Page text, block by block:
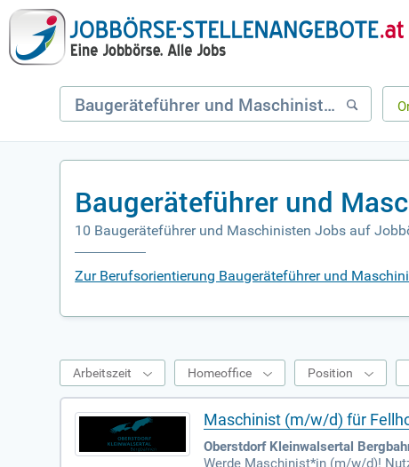
Baugeräteführer und
10 Baugeräteführer und Maschinisten Jobs auf
Zur Berufsorientierung Baugeräteführer und
Arbeitszeit Homeoffice Position
Maschinist (m/w/d) für
Oberstdorf Kleinwalsertal
Werde Maschinist*in (m/w/d)!